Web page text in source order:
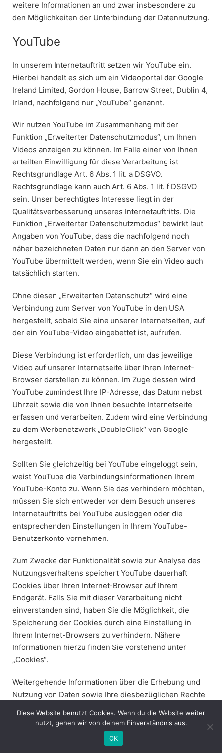
weitere Informationen an und zwar insbesondere zu
den Möglichkeiten der Unterbindung der Datennutzung.
YouTube
In unserem Internetauftritt setzen wir YouTube ein.
Hierbei handelt es sich um ein Videoportal der Google
Ireland Limited, Gordon House, Barrow Street, Dublin 4,
Irland, nachfolgend nur „YouTube“ genannt.
Wir nutzen YouTube im Zusammenhang mit der
Funktion „Erweiterter Datenschutzmodus“, um Ihnen
Videos anzeigen zu können. Im Falle einer von Ihnen
erteilten Einwilligung für diese Verarbeitung ist
Rechtsgrundlage Art. 6 Abs. 1 lit. a DSGVO.
Rechtsgrundlage kann auch Art. 6 Abs. 1 lit. f DSGVO
sein. Unser berechtigtes Interesse liegt in der
Qualitätsverbesserung unseres Internetauftritts. Die
Funktion „Erweiterter Datenschutzmodus“ bewirkt laut
Angaben von YouTube, dass die nachfolgend noch
näher bezeichneten Daten nur dann an den Server von
YouTube übermittelt werden, wenn Sie ein Video auch
tatsächlich starten.
Ohne diesen „Erweiterten Datenschutz“ wird eine
Verbindung zum Server von YouTube in den USA
hergestellt, sobald Sie eine unserer Internetseiten, auf
der ein YouTube-Video eingebettet ist, aufrufen.
Diese Verbindung ist erforderlich, um das jeweilige
Video auf unserer Internetseite über Ihren Internet-
Browser darstellen zu können. Im Zuge dessen wird
YouTube zumindest Ihre IP-Adresse, das Datum nebst
Uhrzeit sowie die von Ihnen besuchte Internetseite
erfassen und verarbeiten. Zudem wird eine Verbindung
zu dem Werbenetzwerk „DoubleClick“ von Google
hergestellt.
Sollten Sie gleichzeitig bei YouTube eingeloggt sein,
weist YouTube die Verbindungsinformationen Ihrem
YouTube-Konto zu. Wenn Sie das verhindern möchten,
müssen Sie sich entweder vor dem Besuch unseres
Internetauftritts bei YouTube ausloggen oder die
entsprechenden Einstellungen in Ihrem YouTube-
Benutzerkonto vornehmen.
Zum Zwecke der Funktionalität sowie zur Analyse des
Nutzungsverhaltens speichert YouTube dauerhaft
Cookies über Ihren Internet-Browser auf Ihrem
Endgerät. Falls Sie mit dieser Verarbeitung nicht
einverstanden sind, haben Sie die Möglichkeit, die
Speicherung der Cookies durch eine Einstellung in
Ihrem Internet-Browsers zu verhindern. Nähere
Informationen hierzu finden Sie vorstehend unter
„Cookies“.
Weitergehende Informationen über die Erhebung und
Nutzung von Daten sowie Ihre diesbezüglichen Rechte
https://policies.google.com/privacy
Diese Website benutzt Cookies. Wenn du die Website weiter
nutzt, gehen wir von deinem Einverständnis aus.
OK